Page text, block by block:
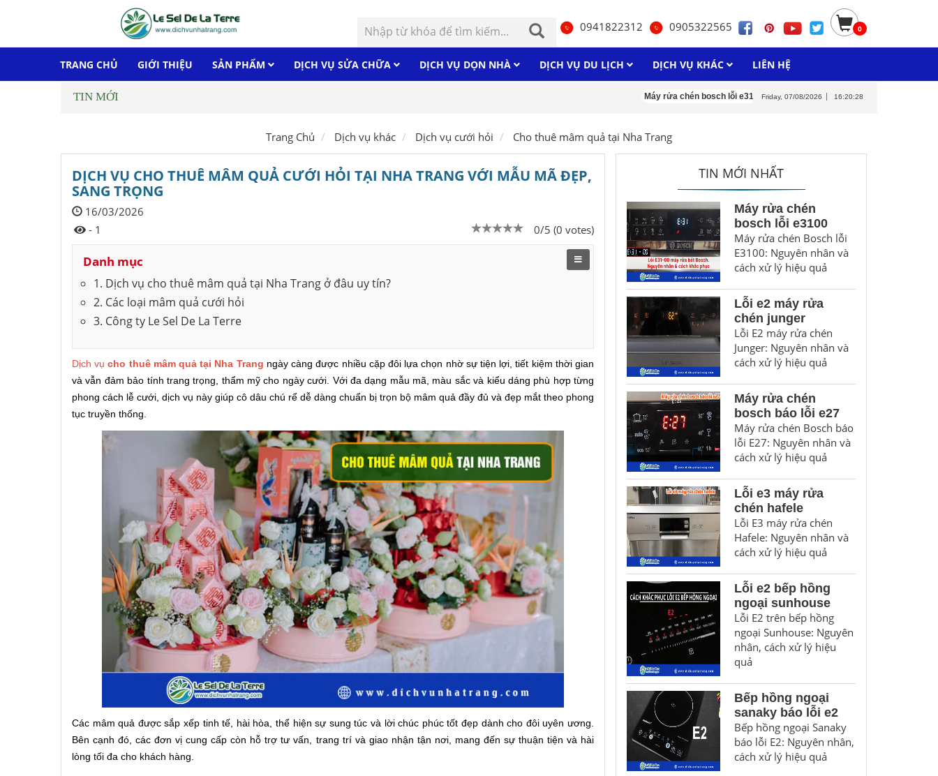
0941822312 0905322565 0
TRANG CHỦ GIỚI THIỆU SẢN PHẨM DỊCH VỤ SỬA CHỮA DỊCH VỤ DỌN NHÀ DỊCH VỤ DU LỊCH DỊCH VỤ KHÁC LIÊN HỆ
TIN MỚI Máy rửa chén bosch lỗi e3100 Lỗi e2 máy rửa chén junger
Friday, 07/08/2026 16:20:29
Trang Chủ Dịch vụ khác Dịch vụ cưới hỏi Cho thuê mâm quả tại Nha Trang
DỊCH VỤ CHO THUÊ MÂM QUẢ CƯỚI HỎI TẠI NHA TRANG VỚI MẪU MÃ ĐẸP,
SANG TRỌNG
16/03/2026
0/5 (0 votes)
- 1
Danh mục
1. Dịch vụ cho thuê mâm quả tại Nha Trang ở đâu uy tín?
2. Các loại mâm quả cưới hỏi
3. Công ty Le Sel De La Terre
Dịch vụ cho thuê mâm quả tại Nha Trang ngày càng được nhiều cặp đôi lựa chọn nhờ sự tiện lợi, tiết kiệm thời gian
và vẫn đảm bảo tính trang trọng, thẩm mỹ cho ngày cưới. Với đa dạng mẫu mã, màu sắc và kiểu dáng phù hợp từng
phong cách lễ cưới, dịch vụ này giúp cô dâu chú rể dễ dàng chuẩn bị trọn bộ mâm quả đầy đủ và đẹp mắt theo phong
tục truyền thống.
Các mâm quả được sắp xếp tinh tế, hài hòa, thể hiện sự sung túc và lời chúc phúc tốt đẹp dành cho đôi uyên ương.
Bên cạnh đó, các đơn vị cung cấp còn hỗ trợ tư vấn, trang trí và giao nhận tận nơi, mang đến sự thuận tiện và hài
lòng tối đa cho khách hàng.
TIN MỚI NHẤT
Máy rửa chén
bosch lỗi e3100
Máy rửa chén Bosch lỗi
E3100: Nguyên nhân và
cách xử lý hiệu quả
Lỗi e2 máy rửa
chén junger
Lỗi E2 máy rửa chén
Junger: Nguyên nhân và
cách xử lý hiệu quả
Máy rửa chén
bosch báo lỗi e27
Máy rửa chén Bosch báo
lỗi E27: Nguyên nhân và
cách xử lý hiệu quả
Lỗi e3 máy rửa
chén hafele
Lỗi E3 máy rửa chén
Hafele: Nguyên nhân và
cách xử lý hiệu quả
Lỗi e2 bếp hồng
ngoại sunhouse
Lỗi E2 trên bếp hồng
ngoại Sunhouse: Nguyên
nhân, cách xử lý hiệu
quả
Bếp hồng ngoại
sanaky báo lỗi e2
Bếp hồng ngoại Sanaky
báo lỗi E2: Nguyên nhân,
cách xử lý hiệu quả